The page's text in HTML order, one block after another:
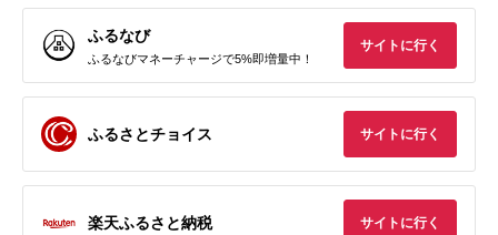
ふるなび
ふるなびマネーチャージで5%即増量中！
サイトに行く
ふるさとチョイス サイトに行く
楽天ふるさと納税 サイトに行く